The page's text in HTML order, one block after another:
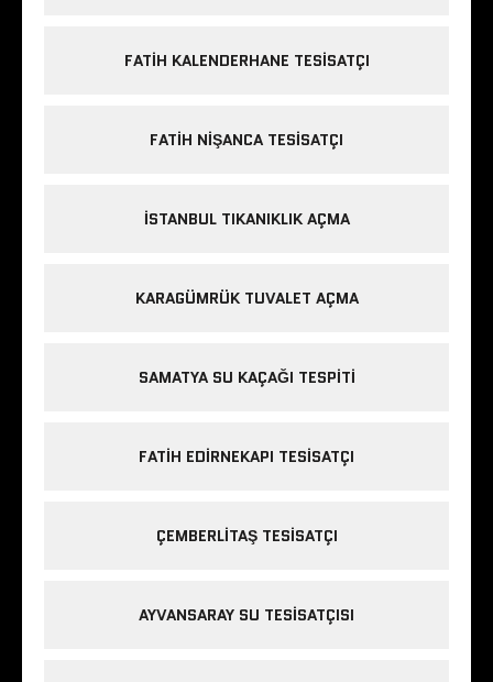
FATIH KALENDERHANE TESISATÇI
FATIH NIŞANCA TESISATÇI
ISTANBUL TIKANIKLIK AÇMA
KARAGÜMRÜK TUVALET AÇMA
SAMATYA SU KAÇAĞI TESPITI
FATIH EDIRNEKAPI TESISATÇI
ÇEMBERLITAŞ TESISATÇI
AYVANSARAY SU TESISATÇISI